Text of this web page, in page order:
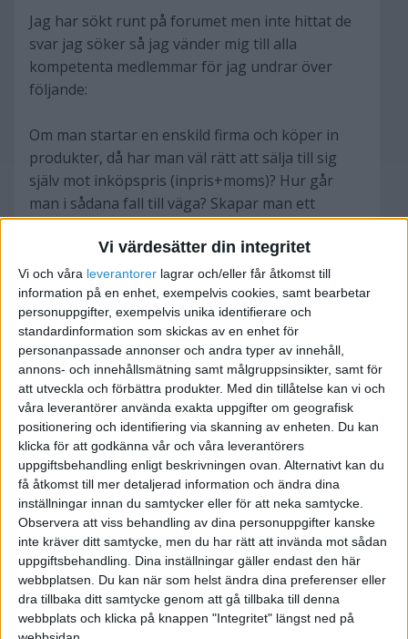
Vi värdesätter din integritet
Vi och våra leverantorer lagrar och/eller får åtkomst till
information på en enhet, exempelvis cookies, samt bearbetar
personuppgifter, exempelvis unika identifierare och
standardinformation som skickas av en enhet för
personanpassade annonser och andra typer av innehåll,
annons- och innehållsmätning samt målgruppsinsikter, samt för
att utveckla och förbättra produkter. Med din tillåtelse kan vi och
våra leverantörer använda exakta uppgifter om geografisk
positionering och identifiering via skanning av enheten. Du kan
klicka för att godkänna vår och våra leverantörers
uppgiftsbehandling enligt beskrivningen ovan. Alternativt kan du
få åtkomst till mer detaljerad information och ändra dina
inställningar innan du samtycker eller för att neka samtycke.
Observera att viss behandling av dina personuppgifter kanske
inte kräver ditt samtycke, men du har rätt att invända mot sådan
uppgiftsbehandling. Dina inställningar gäller endast den här
webbplatsen. Du kan när som helst ändra dina preferenser eller
dra tillbaka ditt samtycke genom att gå tillbaka till denna
webbplats och klicka på knappen "Integritet" längst ned på
Jag har sökt runt på forumet men inte hittat de
svar jag söker så jag vänder mig till alla
kompetenta medlemmar för jag undrar över
följande:
Om man startar en enskild firma och köper in
produkter, då har man väl rätt att sälja till sig
själv mot inköpspris (inpris+moms)? Hur går
man i sådana fall till väga? Skapar man ett
kundnummer för att registrera att produkten
säljs? Fakturerar man sig själv? Hur bokför man
detta?
Tack på förhand för hjälpen.
Lars Arenander
2007-12-12 21:04
Högst troligt att en nitisk skv-person
förmånsbeskattar dig.
Lars Arenander. Utgivare av boken KVINNA I STRID